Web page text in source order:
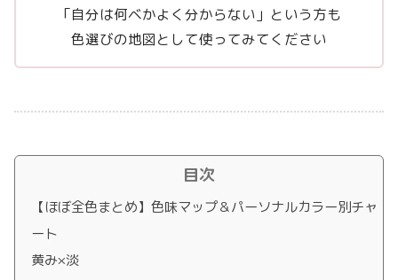
「自分は何ベかよく分からない」という方も
色選びの地図として使ってみてください
目次
【ほぼ全色まとめ】色味マップ＆パーソナルカラー別チャ
ート
黄み×淡